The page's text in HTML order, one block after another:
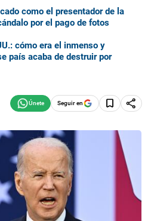
como el presentador de la
por el pago de fotos
cómo era el inmenso y
país acaba de destruir por
Seguir en